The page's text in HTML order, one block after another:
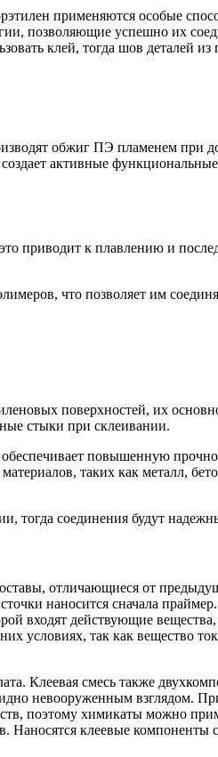
применяются особые
позволяющие успешно их
клей, тогда шов деталей
обжиг ПЭ пламенем при
активные
это приводит к плавлению и
что позволяет им
поверхностей, их
стыки при склеивании.
повышенную
таких как металл,
тогда соединения будут
отличающиеся от
наносится сначала
входят действующие
условиях, так как вещество
Клеевая смесь также
невооруженным взглядом.
поэтому химикаты можно
Наносятся клеевые компоненты